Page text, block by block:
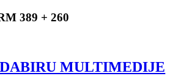
389 + 260
MULTIMEDIJE